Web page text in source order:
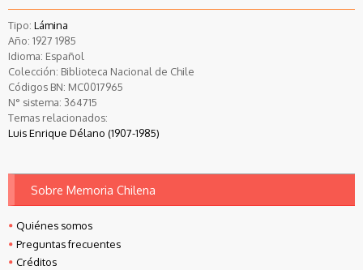
Tipo: Lámina
Año: 1927 1985
Idioma: Español
Colección: Biblioteca Nacional de Chile
Códigos BN: MC0017965
N° sistema: 364715
Temas relacionados:
Luis Enrique Délano (1907-1985)
Sobre Memoria Chilena
Quiénes somos
Preguntas frecuentes
Créditos